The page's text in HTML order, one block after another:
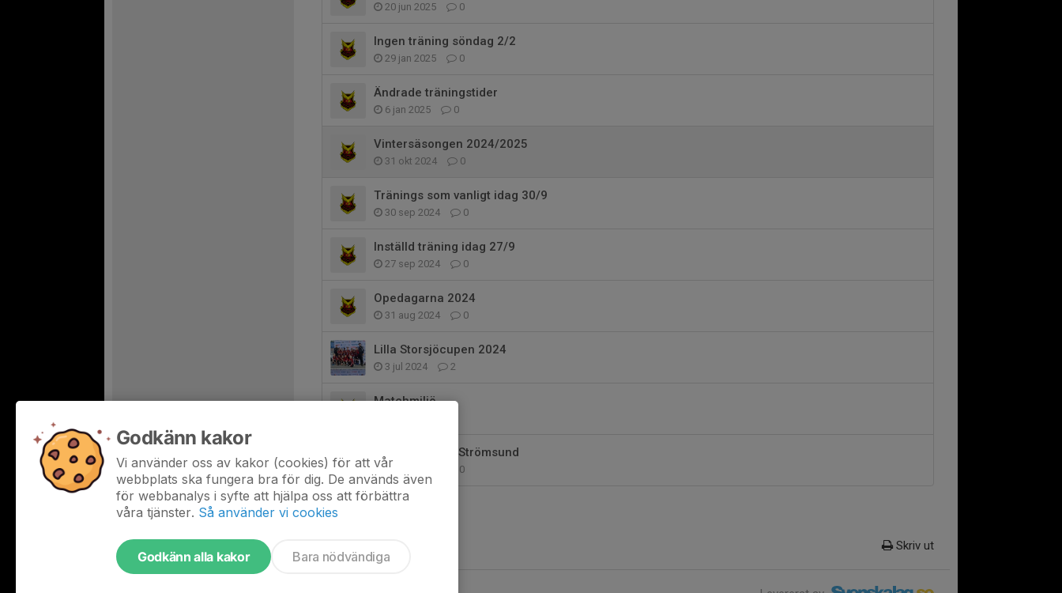
20 jun 2025 0
Ingen träning söndag 2/2
29 jan 2025 0
Ändrade träningstider
6 jan 2025 0
Vintersäsongen 2024/2025
31 okt 2024 0
Tränings som vanligt idag 30/9
30 sep 2024 0
Inställd träning idag 27/9
27 sep 2024 0
Opedagarna 2024
31 aug 2024 0
Lilla Storsjöcupen 2024
3 jul 2024 2
Matchmiljö
Sammandrag i Strömsund
16 jun 2024 0
Skriv ut
Godkänn kakor
Vi använder oss av kakor (cookies) för att vår
webbplats ska fungera bra för dig. De används även
för webbanalys i syfte att hjälpa oss att förbättra
våra tjänster. Så använder vi cookies
Godkänn alla kakor Bara nödvändiga